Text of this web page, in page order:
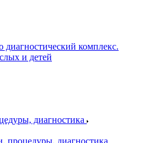
диагностика
процедуры, диагностика